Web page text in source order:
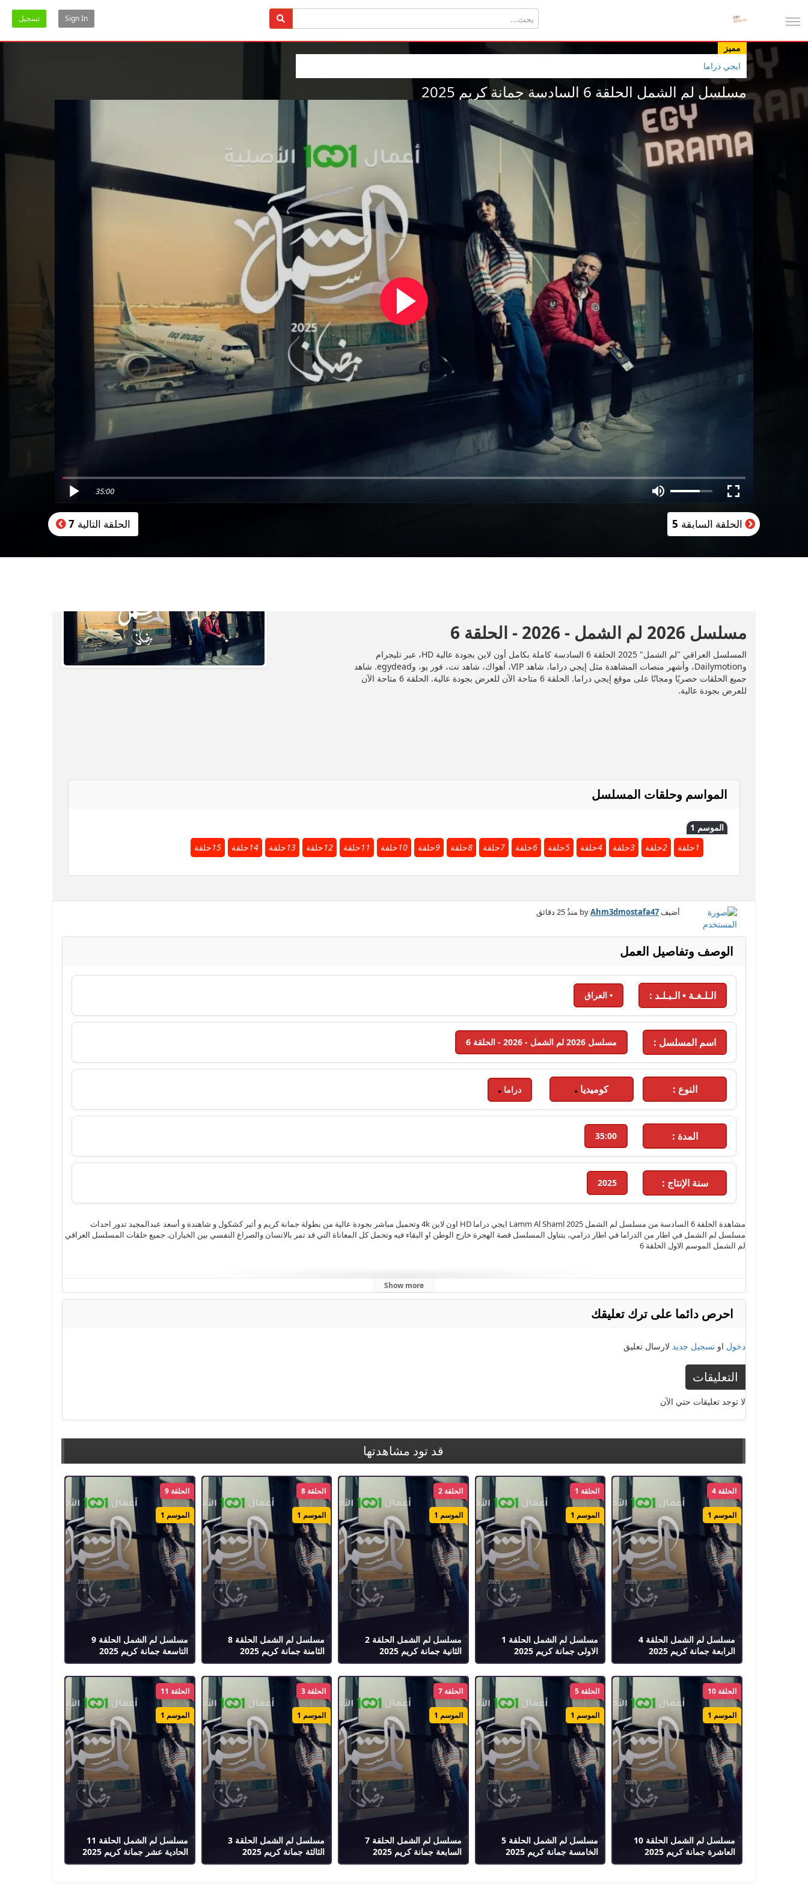
Sign In تسجيل
مميز
ايجي دراما
مسلسل لم الشمل الحلقة 6 السادسة جمانة كريم 2025
35:00
الحلقة السابقة 5 الحلقة التالية 7
مسلسل 2026 لم الشمل - 2026 - الحلقة 6
المسلسل العراقي "لم الشمل" 2025 الحلقة 6 السادسة كاملة بكامل أون لاين بجودة عالية HD، عبر تليجرام
وDailymotion، وأشهر منصات المشاهدة مثل إيجي دراما، شاهد VIP، أهواك، شاهد نت، فور يو، وegydead. شاهد
جميع الحلقات حصريًا ومجانًا على موقع إيجي دراما. الحلقة 6 متاحة الآن للعرض بجودة عالية. الحلقة 6 متاحة الآن
للعرض بجودة عالية.
المواسم وحلقات المسلسل
الموسم 1
1حلقة 2حلقة 3حلقة 4حلقة 5حلقة 6حلقة 7حلقة 8حلقة 9حلقة 10حلقة 11حلقة 12حلقة 13حلقة 14حلقة 15حلقة
أضيف by Ahm3dmostafa47 منذُ25 دقائق
الوصف وتفاصيل العمل
الـلـغـة • الـبـلـد : • العراق
اسم المسلسل : مسلسل 2026 لم الشمل - 2026 - الحلقة 6
النوع : كوميديا دراما
المدة : 35:00
سنة الإنتاج : 2025
مشاهدة الحلقة 6 السادسة من مسلسل لم الشمل Lamm Al Shaml 2025 ايجي دراما HD اون لاين 4k وتحميل مباشر بجودة عالية من بطولة جمانة كريم و أثير كشكول و شاهندة و أسعد عبدالمجيد تدور احداث
مسلسل لم الشمل في اطار من الدراما في اطار درامي، يتناول المسلسل قصة الهجرة خارج الوطن او البقاء فيه وتحمل كل المعاناة التي قد تمر بالانسان والصراع النفسي بين الخياران. جميع حلقات المسلسل العراقي
لم الشمل الموسم الاول الحلقة 6
Show more
احرص دائما على ترك تعليقك
دخول او تسجيل جديد لارسال تعليق
التعليقات
لا توجد تعليقات حتي الآن
قد تود مشاهدتها
مسلسل لم الشمل الحلقة 4
الرابعة جمانة كريم 2025
الحلقة 4
الموسم 1
مسلسل لم الشمل الحلقة 1
الاولى جمانة كريم 2025
الحلقة 1
الموسم 1
مسلسل لم الشمل الحلقة 2
الثانية جمانة كريم 2025
الحلقة 2
الموسم 1
مسلسل لم الشمل الحلقة 8
الثامنة جمانة كريم 2025
الحلقة 8
الموسم 1
مسلسل لم الشمل الحلقة 9
التاسعة جمانة كريم 2025
الحلقة 9
الموسم 1
مسلسل لم الشمل الحلقة 10
العاشرة جمانة كريم 2025
الحلقة 10
الموسم 1
مسلسل لم الشمل الحلقة 5
الخامسة جمانة كريم 2025
الحلقة 5
الموسم 1
مسلسل لم الشمل الحلقة 7
السابعة جمانة كريم 2025
الحلقة 7
الموسم 1
مسلسل لم الشمل الحلقة 3
الثالثة جمانة كريم 2025
الحلقة 3
الموسم 1
مسلسل لم الشمل الحلقة 11
الحادية عشر جمانة كريم 2025
الحلقة 11
الموسم 1